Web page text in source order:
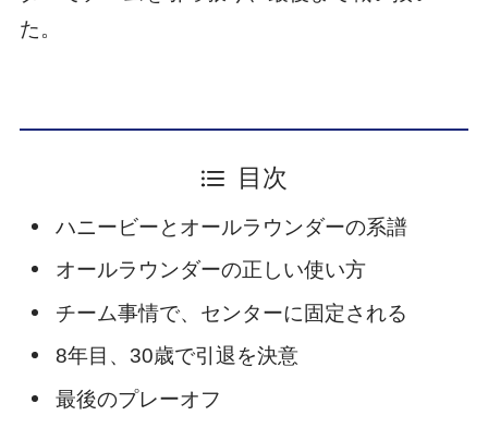
た。
目次
ハニービーとオールラウンダーの系譜
オールラウンダーの正しい使い方
チーム事情で、センターに固定される
8年目、30歳で引退を決意
最後のプレーオフ